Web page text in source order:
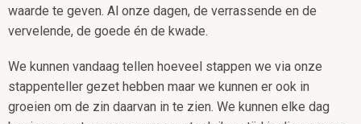
waarde te geven. Al onze dagen, de verrassende en de
vervelende, de goede én de kwade.
We kunnen vandaag tellen hoeveel stappen we via onze
stappenteller gezet hebben maar we kunnen er ook in
groeien om de zin daarvan in te zien. We kunnen elke dag